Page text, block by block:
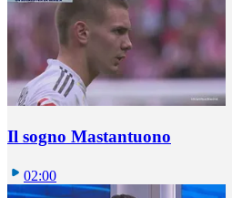
Il sogno Mastantuono
02:00